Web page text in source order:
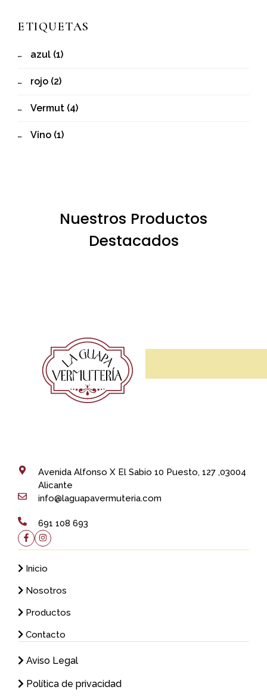
ETIQUETAS
azul (1)
rojo (2)
Vermut (4)
Vino (1)
Nuestros Productos
Destacados
Avenida Alfonso X El Sabio 10 Puesto, 127 ,03004
Alicante
info@laguapavermuteria.com
691 108 693
Inicio
Nosotros
Productos
Contacto
Aviso Legal
Política de privacidad